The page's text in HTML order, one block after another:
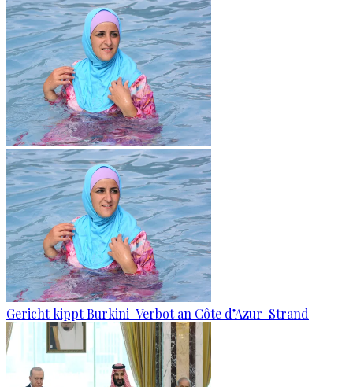
Gericht kippt Burkini-Verbot an Côte d’Azur-Strand